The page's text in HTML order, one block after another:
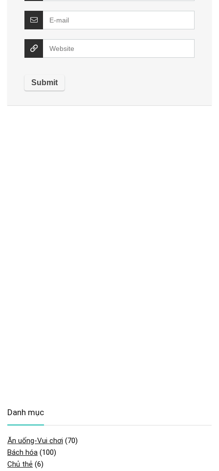
Danh mục
Ăn uống-Vui chơi (70)
Bách hóa (100)
Chủ thẻ (6)